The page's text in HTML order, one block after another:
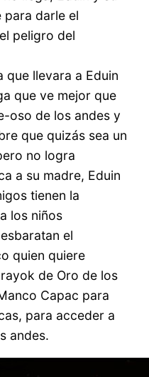
para darle el
peligro del
que llevara a Eduin
que ve mejor que
oso de los andes y
que quizás sea un
no logra
a su madre, Eduin
tienen la
los niños
el
quien quiere
de Oro de los
Capac para
para acceder a
andes.